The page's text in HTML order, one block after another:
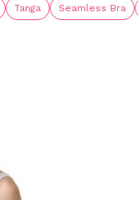
Tanga Seamless Bra